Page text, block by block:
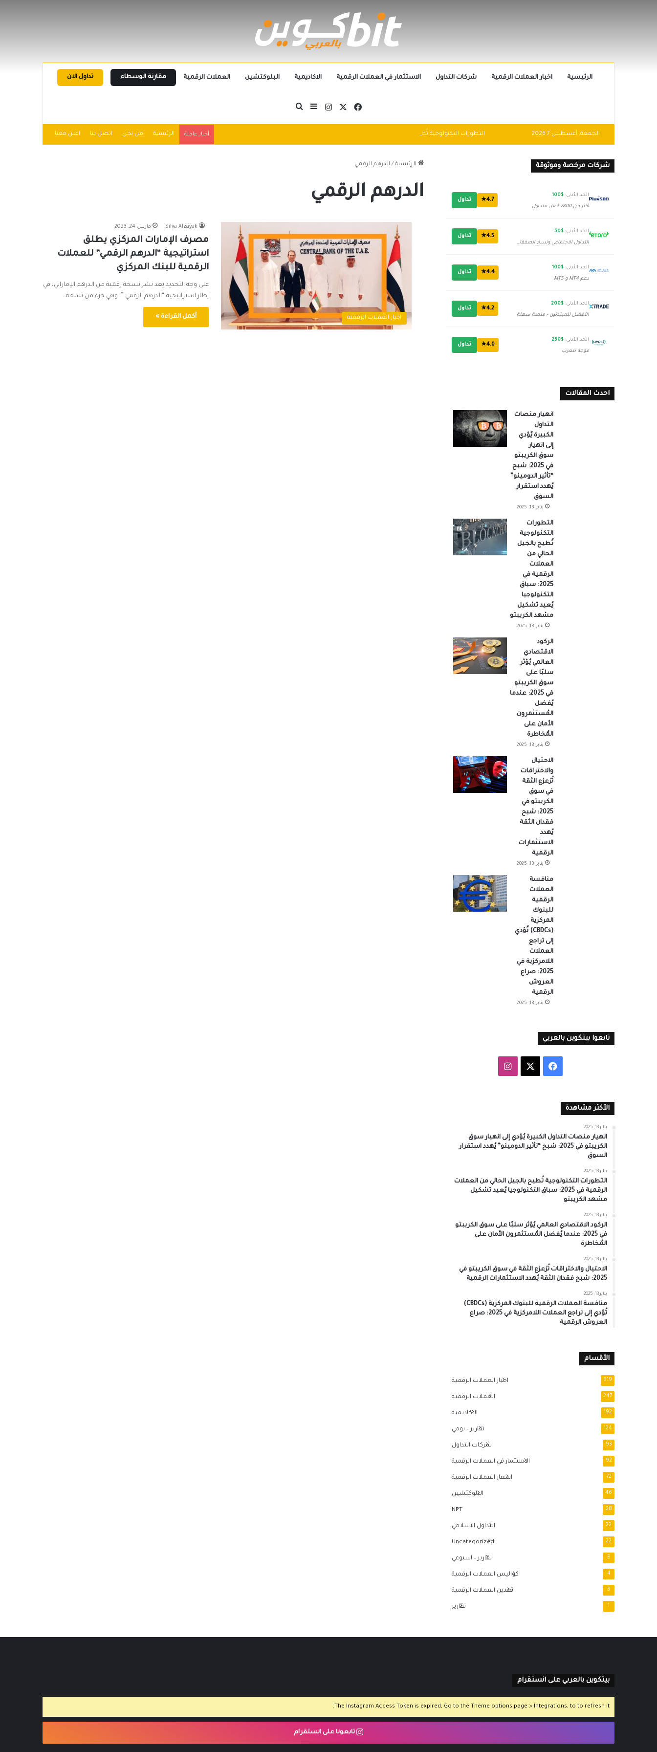
الرئيسية تداول الان اخبار العملات الرقمية شركات التداول الاستثمار في العملات الرقمية الاكاديمية البلوكتشين العملات الرقمية مقارنة الوسطاء
فيسبوكانستقرامإضافة عمود جانبي
بحث عن
الجمعة, أغسطس 7 2026 أخبار عاجلة الرئيسية من نحن اتصل بنا اعلن معنا
الرئيسية / الدرهم الرقمي
الدرهم الرقمي
اخبار العملات الرقمية
Silva Alzayak مارس 24, 2023
مصرف الإمارات المركزي يطلق
استراتيجية “الدرهم الرقمي” للعملات
الرقمية للبنك المركزي
على وجه التحديد يعد نشر نسخة رقمية من الدرهم الإماراتي، في
إطار استراتيجية “الدرهم الرقمي ”. وهي جزء من تسعة…
أكمل القراءة »
شركات مرخصة وموثوقة
الحد الأدنى: $100
أكثر من 2800 أصل متداول
4.7★ تداول
الحد الأدنى: $50
التداول الاجتماعي ونسخ الصفقات
4.5★ تداول
الحد الأدنى: $100
دعم MT4 و MT5
4.4★ تداول
الحد الأدنى: $200
الأفضل للمبتدئين - منصة سهلة
4.2★ تداول
الحد الأدنى: $250
موجه للعرب
4.0★ تداول
احدث المقالات
انهيار منصات
التداول
الكبيرة يُؤدي
إلى انهيار
سوق الكريبتو
في 2025: شبح
“تأثير الدومينو”
يُهدد استقرار
السوق
يناير 13, 2025
التطورات
التكنولوجية
تُطيح بالجيل
الحالي من
العملات
الرقمية في
2025: سباق
التكنولوجيا
يُعيد تشكيل
مشهد الكريبتو
يناير 13, 2025
الركود
الاقتصادي
العالمي يُؤثر
سلبًا على
سوق الكريبتو
في 2025: عندما
يُفضل
المُستثمرون
الأمان على
المُخاطرة
يناير 13, 2025
الاحتيال
والاختراقات
تُزعزع الثقة
في سوق
الكريبتو في
2025: شبح
فقدان الثقة
يُهدد
الاستثمارات
الرقمية
يناير 13, 2025
منافسة
العملات
الرقمية
للبنوك
المركزية
(CBDCs) تُؤدي
إلى تراجع
العملات
اللامركزية في
2025: صراع
العروش
الرقمية
يناير 13, 2025
تابعوا بيتكوين بالعربي
فيسبوك انستقرام
الأكثر مشاهدة
يناير 13, 2025
انهيار منصات التداول الكبيرة يُؤدي إلى انهيار سوق
الكريبتو في 2025: شبح “تأثير الدومينو” يُهدد استقرار
السوق
يناير 13, 2025
التطورات التكنولوجية تُطيح بالجيل الحالي من العملات
الرقمية في 2025: سباق التكنولوجيا يُعيد تشكيل
مشهد الكريبتو
يناير 13, 2025
الركود الاقتصادي العالمي يُؤثر سلبًا على سوق الكريبتو
في 2025: عندما يُفضل المُستثمرون الأمان على
المُخاطرة
يناير 13, 2025
الاحتيال والاختراقات تُزعزع الثقة في سوق الكريبتو في
2025: شبح فقدان الثقة يُهدد الاستثمارات الرقمية
يناير 13, 2025
منافسة العملات الرقمية للبنوك المركزية (CBDCs)
تُؤدي إلى تراجع العملات اللامركزية في 2025: صراع
العروش الرقمية
الأقسام
اخبار العملات الرقمية 819
العملات الرقمية 247
الاكاديمية 192
تقارير – يومي 124
شركات التداول 93
الاستثمار في العملات الرقمية 92
اسعار العملات الرقمية 72
البلوكتشين 46
NFT 28
التداول الاسلامي 22
Uncategorized 22
تقارير – اسبوعي 8
كواليس العملات الرقمية 4
تعدين العملات الرقمية 3
تقارير 1
بيتكوين بالعربي على انستقرام
The Instagram Access Token is expired, Go to the Theme options page > Integrations, to to refresh it.
تابعونا على انستقرام